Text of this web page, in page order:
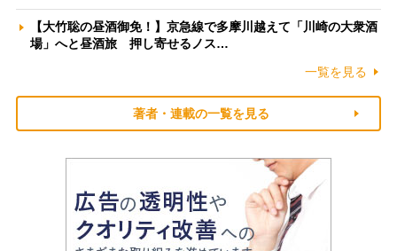
【大竹聡の昼酒御免！】京急線で多摩川越えて「川崎の大衆酒
場」へと昼酒旅 押し寄せるノス…
一覧を見る
著者・連載の一覧を見る